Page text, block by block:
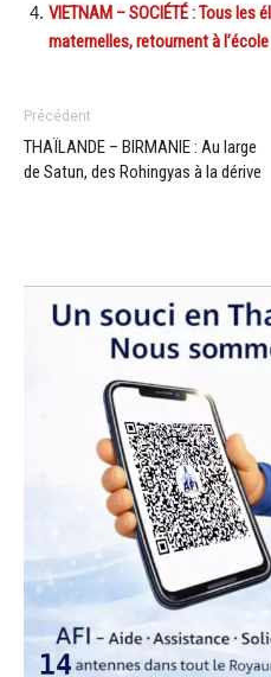
VIETNAM – SOCIÉTÉ : Tous les
maternelles, retournent à l’école
Précédent
THAÏLANDE – BIRMANIE : Au large
de Satun, des Rohingyas à la dérive